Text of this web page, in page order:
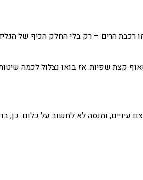
רכבת הרים – רק בלי החלק הכיף של
קצת שפיות. אז בואו נצלול לכמה
עיניים, ומנסה לא לחשוב על כלום. כן,